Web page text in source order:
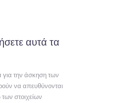
αυτά τα
για την άσκηση των
να απευθύνονται
στοιχείων